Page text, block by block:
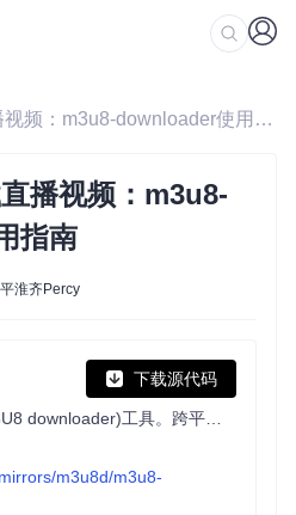
/ 零基础高效下载直播视频：m3u8-downloader使用指南
播视频：m3u8-
指南
淮齐Percy
下载源代码
m3u8d/m3u8-